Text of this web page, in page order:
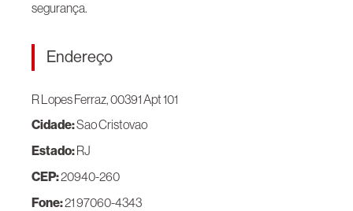
segurança.
Endereço
R Lopes Ferraz, 00391Apt 101
Cidade:Sao Cristovao
Estado:RJ
CEP:20940-260
Fone:21 97060-4343